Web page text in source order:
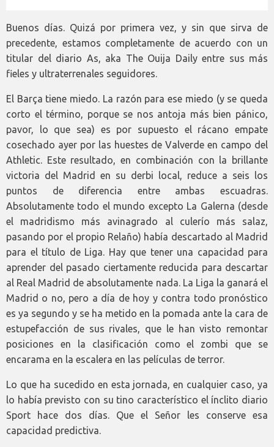
Buenos días. Quizá por primera vez, y sin que sirva de
precedente, estamos completamente de acuerdo con un
titular del diario As, aka The Ouija Daily entre sus más
fieles y ultraterrenales seguidores.
El Barça tiene miedo. La razón para ese miedo (y se queda
corto el término, porque se nos antoja más bien pánico,
pavor, lo que sea) es por supuesto el rácano empate
cosechado ayer por las huestes de Valverde en campo del
Athletic. Este resultado, en combinación con la brillante
victoria del Madrid en su derbi local, reduce a seis los
puntos de diferencia entre ambas escuadras.
Absolutamente todo el mundo excepto La Galerna (desde
el madridismo más avinagrado al culerío más salaz,
pasando por el propio Relaño) había descartado al Madrid
para el título de Liga. Hay que tener una capacidad para
aprender del pasado ciertamente reducida para descartar
al Real Madrid de absolutamente nada. La Liga la ganará el
Madrid o no, pero a día de hoy y contra todo pronóstico
es ya segundo y se ha metido en la pomada ante la cara de
estupefacción de sus rivales, que le han visto remontar
posiciones en la clasificación como el zombi que se
encarama en la escalera en las películas de terror.
Lo que ha sucedido en esta jornada, en cualquier caso, ya
lo había previsto con su tino característico el ínclito diario
Sport hace dos días. Que el Señor les conserve esa
capacidad predictiva.